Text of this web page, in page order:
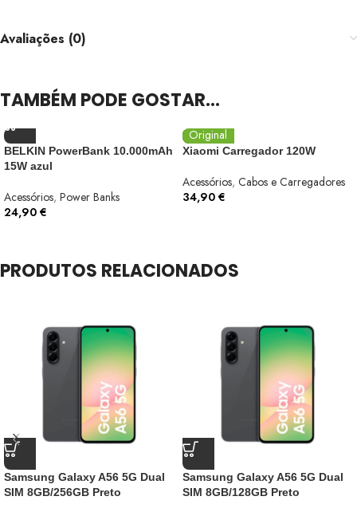
Avaliações (0)
TAMBÉM PODE GOSTAR…
BELKIN PowerBank 10.000mAh
15W azul
Acessórios, Power Banks
24,90 €
Original
Xiaomi Carregador 120W
Acessórios, Cabos e Carregadores
34,90 €
PRODUTOS RELACIONADOS
Samsung Galaxy A56 5G Dual
SIM 8GB/256GB Preto
Samsung Galaxy A56 5G Dual
SIM 8GB/128GB Preto